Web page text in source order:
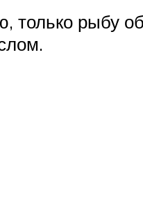
только рыбу